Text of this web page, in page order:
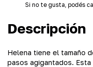
Si no te gusta, podés
Descripción
Helena tiene el tamaño
pasos agigantados. Esta